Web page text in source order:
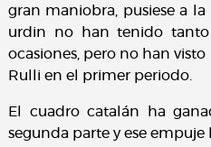
gran maniobra, pusiese a
urdin no han tenido
ocasiones, pero no han
Rulli en el primer periodo.
El cuadro catalán ha
segunda parte y ese